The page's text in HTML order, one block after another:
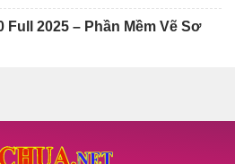
Full 2025 – Phần Mềm Vẽ Sơ